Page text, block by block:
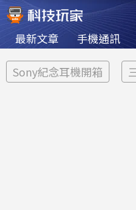
最新文章 手機通訊
Sony紀念耳機開箱